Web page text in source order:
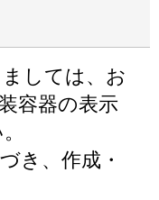
しては、お
容器の表示
き、作成・